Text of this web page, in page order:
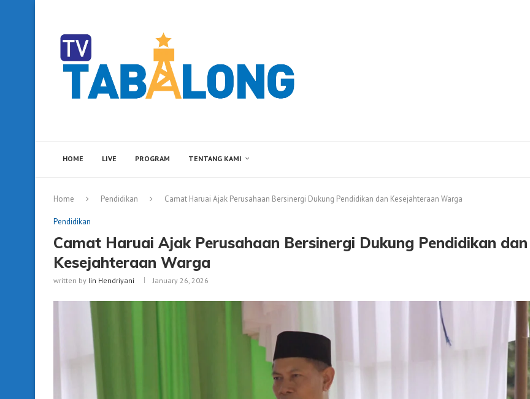
HOME LIVE PROGRAM TENTANG KAMI
Home Pendidikan Camat Haruai Ajak Perusahaan Bersinergi Dukung Pendidikan dan Kesejahteraan Warga
Pendidikan
Camat Haruai Ajak Perusahaan Bersinergi Dukung Pendidikan dan
Kesejahteraan Warga
written by Iin Hendriyani January 26, 2026